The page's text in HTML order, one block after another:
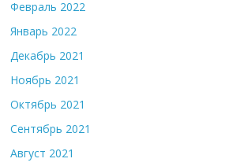
Февраль 2022
Январь 2022
Декабрь 2021
Ноябрь 2021
Октябрь 2021
Сентябрь 2021
Август 2021